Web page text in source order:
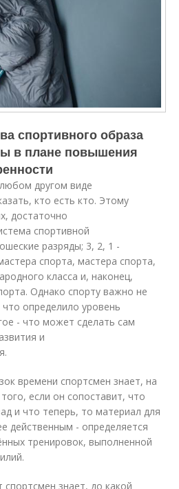
спортивного образа
в плане повышения
другом виде
кто есть кто. Этому
достаточно
спортивной
разряды; 3, 2, 1 -
спорта, мастера спорта,
класса и, наконец,
Однако спорту важно не
определило уровень
- что может сделать сам
и
времени спортсмен знает, на
если он сопоставит, что
и что теперь, то материал для
действенным - определяется
тренировок, выполненной
знает, до какой